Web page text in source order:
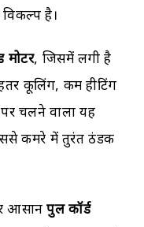
है।
मोटर, जिसमें लगी है
कूलिंग, कम हीटिंग
पर चलने वाला यह
कमरे में तुरंत ठंडक
आसानपुल कॉर्ड